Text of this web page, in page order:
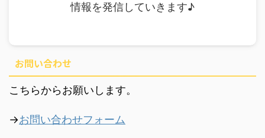
情報を発信していきます♪
お問い合わせ
こちらからお願いします。
→お問い合わせフォーム